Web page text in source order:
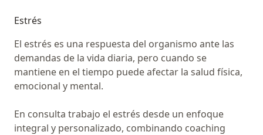
Estrés
El estrés es una respuesta del organismo ante las
demandas de la vida diaria, pero cuando se
mantiene en el tiempo puede afectar la salud física,
emocional y mental.
En consulta trabajo el estrés desde un enfoque
integral y personalizado, combinando coaching